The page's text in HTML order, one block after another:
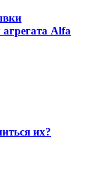
Alfa
их?